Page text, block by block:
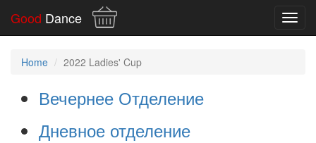
Good Dance
Home 2022 Ladies' Cup
Вечернее Отделение
Дневное отделение